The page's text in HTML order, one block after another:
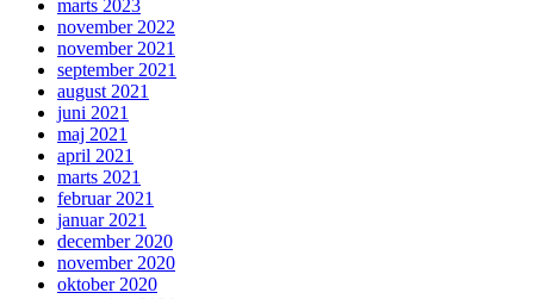
marts 2023
november 2022
november 2021
september 2021
august 2021
juni 2021
maj 2021
april 2021
marts 2021
februar 2021
januar 2021
december 2020
november 2020
oktober 2020